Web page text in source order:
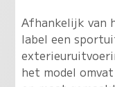
Afhankelijk van
label een
het model